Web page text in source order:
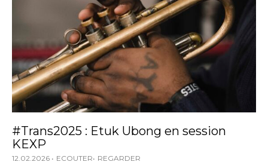
#Trans2025 : Etuk Ubong en session
KEXP
12.02.2026 ECOUTER REGARDER